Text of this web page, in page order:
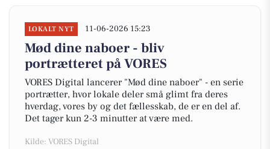
LOKALT NYT 11-06-2026 15:23
Mød dine naboer - bliv
portrætteret på VORES
VORES Digital lancerer "Mød dine naboer" - en serie
portrætter, hvor lokale deler små glimt fra deres
hverdag, vores by og det fællesskab, de er en del af.
Det tager kun 2-3 minutter at være med.
Kilde: VORES Digital